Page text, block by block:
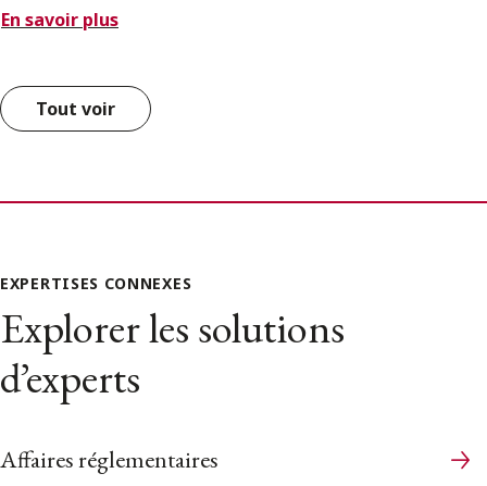
En savoir plus
Tout voir
EXPERTISES CONNEXES
Explorer les solutions
d’experts
Affaires réglementaires